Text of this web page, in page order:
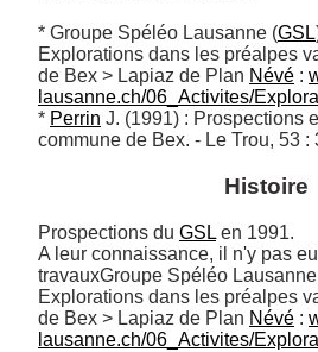
* Groupe Spéléo Lausanne (GSL
Explorations dans les préalpes
de Bex > Lapiaz de Plan Névé :
lausanne.ch/06_Activites/
* Perrin J. (1991) : Prospections
commune de Bex. - Le Trou, 53 :
Histoire
Prospections du GSL en 1991.
A leur connaissance, il n'y pas
travauxGroupe Spéléo
Explorations dans les préalpes
de Bex > Lapiaz de Plan Névé :
lausanne.ch/06_Activites/